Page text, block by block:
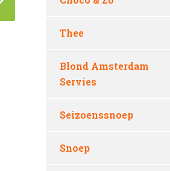
Thee
Blond Amsterdam
Servies
Seizoenssnoep
Snoep